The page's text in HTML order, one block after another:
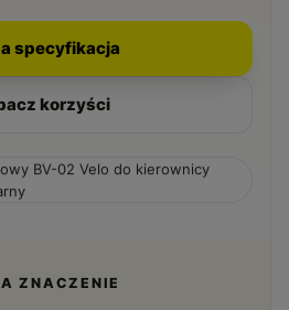
specyfikacja
korzyści
ZNACZENIE